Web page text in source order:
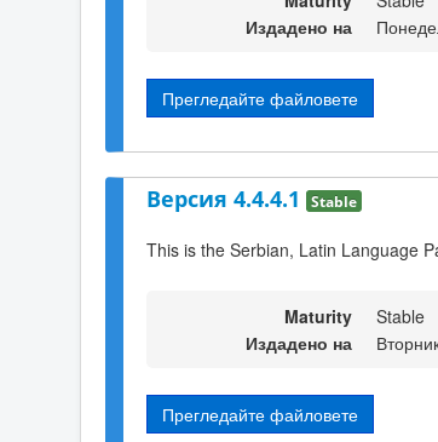
Издадено на
Прегледайте файловете
Версия 4.4.4.1 Stable
This is the Serbian, Latin Language
Maturity
Stable
Издадено на
Прегледайте файловете